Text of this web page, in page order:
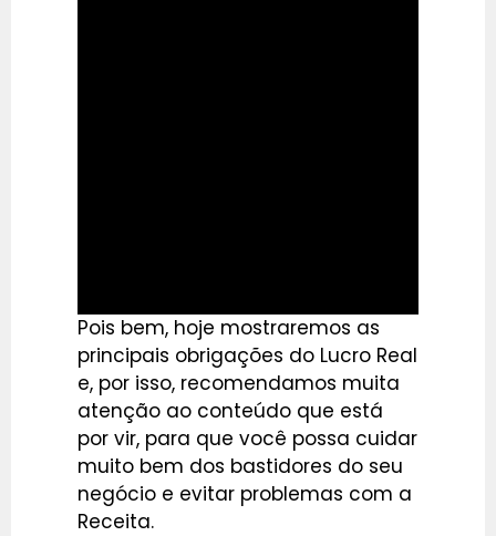
Pois bem, hoje mostraremos as
principais obrigações do Lucro Real
e, por isso, recomendamos muita
atenção ao conteúdo que está
por vir, para que você possa cuidar
muito bem dos bastidores do seu
negócio e evitar problemas com a
Receita.